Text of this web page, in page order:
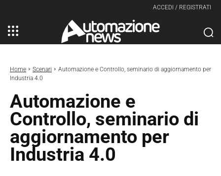
ACCEDI / REGISTRATI
Home Scenari
Automazione e Controllo, seminario di aggiornamento per
Industria 4.0
Automazione e
Controllo, seminario di
aggiornamento per
Industria 4.0